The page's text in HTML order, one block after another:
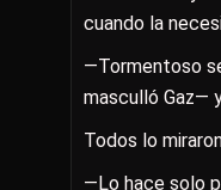
cuando la
—Tormentoso
masculló Gaz—
Todos lo
—Lo hace solo